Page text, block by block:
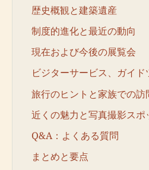
歴史概観と建築遺産
制度的進化と最近の動向
現在および今後の展覧会
ビジターサービス、ガイ
旅行のヒントと家族での訪
近くの魅力と写真撮影スポ
Q&A：よくある質問
まとめと要点